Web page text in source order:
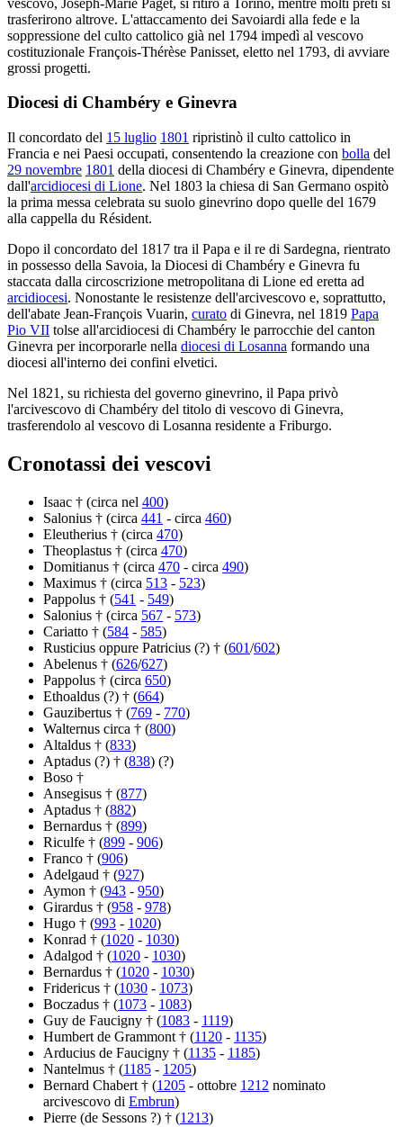
trasferirono altrove. L'attaccamento dei Savoiardi alla fede e la
soppressione del culto cattolico già nel 1794 impedì al vescovo
costituzionale François-Thérèse Panisset, eletto nel 1793, di avviare
grossi progetti.
Diocesi di Chambéry e Ginevra
Il concordato del 15 luglio 1801 ripristinò il culto cattolico in
Francia e nei Paesi occupati, consentendo la creazione con bolla del
29 novembre 1801 della diocesi di Chambéry e Ginevra, dipendente
dall'arcidiocesi di Lione. Nel 1803 la chiesa di San Germano ospitò
la prima messa celebrata su suolo ginevrino dopo quelle del 1679
alla cappella du Résident.
Dopo il concordato del 1817 tra il Papa e il re di Sardegna, rientrato
in possesso della Savoia, la Diocesi di Chambéry e Ginevra fu
staccata dalla circoscrizione metropolitana di Lione ed eretta ad
arcidiocesi. Nonostante le resistenze dell'arcivescovo e, soprattutto,
dell'abate Jean-François Vuarin, curato di Ginevra, nel 1819 Papa
Pio VII tolse all'arcidiocesi di Chambéry le parrocchie del canton
Ginevra per incorporarle nella diocesi di Losanna formando una
diocesi all'interno dei confini elvetici.
Nel 1821, su richiesta del governo ginevrino, il Papa privò
l'arcivescovo di Chambéry del titolo di vescovo di Ginevra,
trasferendolo al vescovo di Losanna residente a Friburgo.
Cronotassi dei vescovi
Isaac † (circa nel 400)
Salonius † (circa 441 - circa 460)
Eleutherius † (circa 470)
Theoplastus † (circa 470)
Domitianus † (circa 470 - circa 490)
Maximus † (circa 513 - 523)
Pappolus † (541 - 549)
Salonius † (circa 567 - 573)
Cariatto † (584 - 585)
Rusticius oppure Patricius (?) † (601/602)
Abelenus † (626/627)
Pappolus † (circa 650)
Ethoaldus (?) † (664)
Gauzibertus † (769 - 770)
Walternus circa † (800)
Altaldus † (833)
Aptadus (?) † (838) (?)
Boso †
Ansegisus † (877)
Aptadus † (882)
Bernardus † (899)
Riculfe † (899 - 906)
Franco † (906)
Adelgaud † (927)
Aymon † (943 - 950)
Girardus † (958 - 978)
Hugo † (993 - 1020)
Konrad † (1020 - 1030)
Adalgod † (1020 - 1030)
Bernardus † (1020 - 1030)
Fridericus † (1030 - 1073)
Boczadus † (1073 - 1083)
Guy de Faucigny † (1083 - 1119)
Humbert de Grammont † (1120 - 1135)
Arducius de Faucigny † (1135 - 1185)
Nantelmus † (1185 - 1205)
Bernard Chabert † (1205 - ottobre 1212 nominato
arcivescovo di Embrun)
Pierre (de Sessons ?) † (1213)